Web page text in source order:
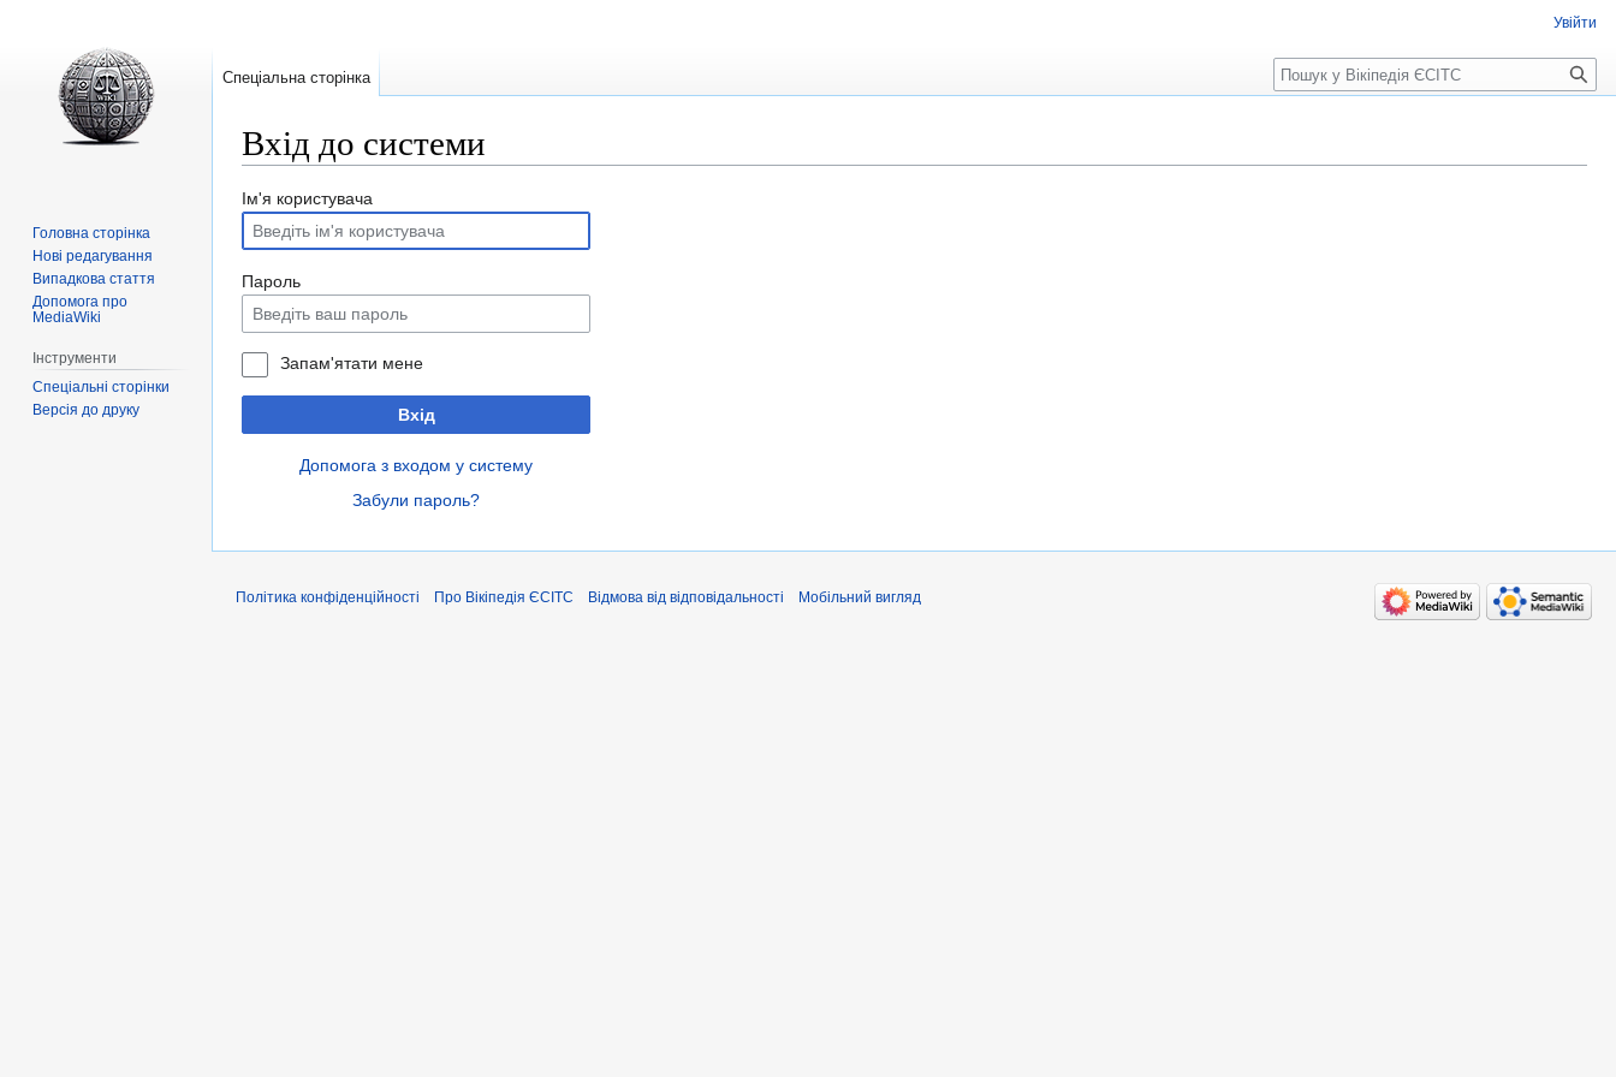
Вхід до системи
Перейти
до
навігації
Перейти
до
пошуку
Ім'я користувача
Пароль
Запам'ятати мене
Вхід
Допомога з входом у систему
Забули пароль?
Увійти
Спеціальна сторінка Пошук
Головна сторінка
Нові редагування
Випадкова стаття
Допомога про
MediaWiki
Інструменти
Спеціальні сторінки
Версія до друку
Політика конфіденційності Про Вікіпедія ЄСІТС Відмова від відповідальності Мобільний вигляд